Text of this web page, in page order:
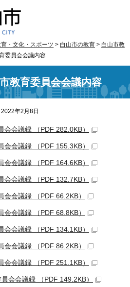
・文化・スポーツ > 白山市の教育 > 白山市教
委員会会議内容
教育委員会会議内容
年2月8日
会議録 （PDF 282.0KB）
会議録 （PDF 155.3KB）
会議録 （PDF 164.6KB）
会議録 （PDF 132.7KB）
会議録 （PDF 66.2KB）
会議録 （PDF 68.8KB）
会議録 （PDF 134.1KB）
会議録 （PDF 86.2KB）
会議録 （PDF 251.1KB）
会会議録 （PDF 149.2KB）